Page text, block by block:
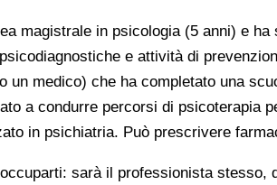
magistrale in psicologia (5 anni) e
e attività di
un medico) che ha completato una
a condurre percorsi di psicoterapia
in psichiatria. Può prescrivere
sarà il professionista